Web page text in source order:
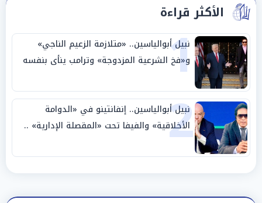
الأكثر قراءة
1
نبيل أبوالياسين.. «متلازمة الزعيم الناجي»
و«فخ الشرعية المزدوجة» وترامب ينأى بنفسه
وحليفه في «ميتم استراتيجي»
2
نبيل أبوالياسين.. إنفانتينو في «الدوامة
الأخلاقية» والفيفا تحت «المقصلة الإدارية» ..
«عبادة العرش وجنازة المصداقية»